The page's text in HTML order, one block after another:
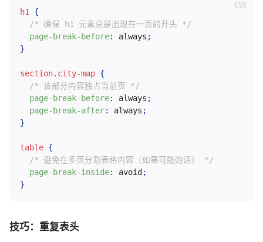
h1
{
/* 确保 h1 元素总是出现在一页的开头 */
page-break-before: always ;
}
section.city-map {
/* 该部分内容独占当前页 */
page-break-before: always ;
page-break-after: always ;
}
table {
/* 避免在多页分割表格内容（如果可能的话） */
page-break-inside: avoid;
}
技巧：重复表头